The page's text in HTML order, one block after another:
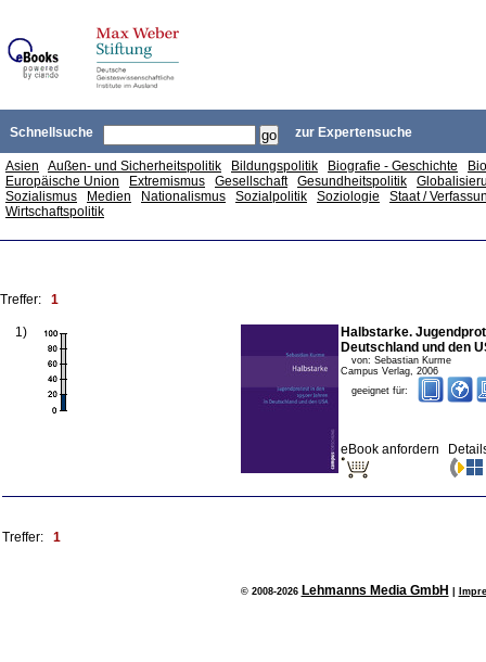
Schnellsuche zur Expertensuche
Asien Außen- und Sicherheitspolitik Bildungspolitik Biografie - Geschichte
Europäische Union
Extremismus Gesellschaft Gesundheitspolitik
Sozialismus
Medien Nationalismus Sozialpolitik Soziologie
Staat /
Wirtschaftspolitik
Treffer: 1
1)
Halbstarke.
Deutschland und den
von: Sebastian Kurme
Campus Verlag, 2006
geeignet für:
eBook anfordern
Treffer: 1
© 2008-2026 Lehmanns Media GmbH